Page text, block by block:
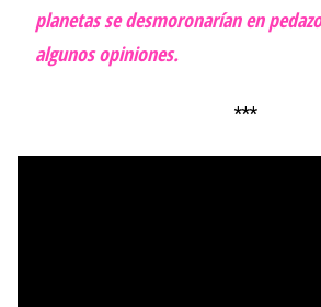
planetas se desmoronarían en
algunos opiniones.
***